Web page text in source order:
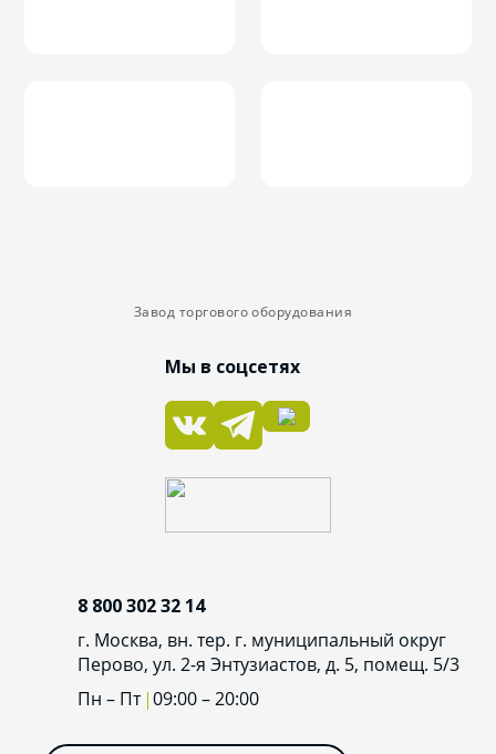
Завод торгового оборудования
Мы в соцсетях
8 800 302 32 14
г. Москва, вн. тер. г. муниципальный округ
Перово, ул. 2-я Энтузиастов, д. 5, помещ. 5/3
Пн – Пт 09:00 – 20:00